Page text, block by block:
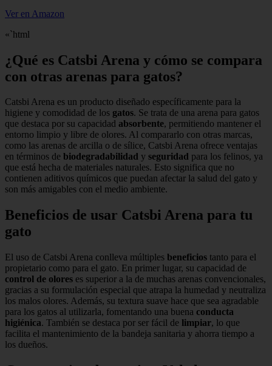
Ver en Amazon
«`html
¿Qué es Catsbi Arena y cómo se compara
con otras arenas para gatos?
Catsbi Arena es un producto diseñado específicamente para la
higiene y comodidad de los gatos. Se trata de una arena para gatos
que destaca por su capacidad absorbente, permitiendo mantener el
entorno limpio y libre de olores. Al compararlo con otras marcas,
como las arenas de arcilla o de sílice, Catsbi Arena ofrece ventajas
en términos de biodegradabilidad y seguridad para los felinos, ya
que está hecha de materiales naturales. Esto significa que no
contienen aditivos químicos que puedan afectar la salud del gato y
son más amigables con el medio ambiente.
Beneficios de usar Catsbi Arena para tu
gato
El uso de Catsbi Arena conlleva múltiples beneficios tanto para el
propietario como para el gato. En primer lugar, su capacidad de
control de olores es superior a la de muchas arenas convencionales,
gracias a su formulación especial que atrapa la humedad y neutraliza
los malos olores. Además, su textura suave hace que sea agradable
para los gatos al utilizarla, fomentando una buena conducta
higiénica. También se destaca por ser fácil de limpiar, lo que
facilita el mantenimiento de la bandeja sanitaria y ahorra tiempo a
los dueños.